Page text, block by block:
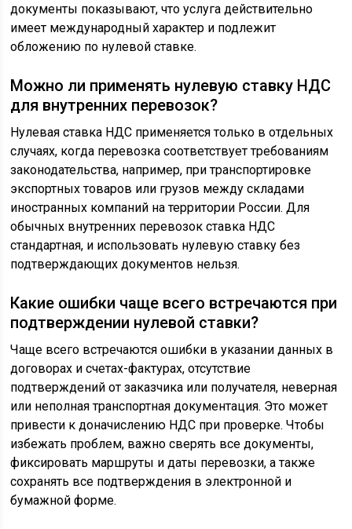
документы показывают, что услуга действительно
имеет международный характер и подлежит
обложению по нулевой ставке.
Можно ли применять нулевую ставку НДС
для внутренних перевозок?
Нулевая ставка НДС применяется только в отдельных
случаях, когда перевозка соответствует требованиям
законодательства, например, при транспортировке
экспортных товаров или грузов между складами
иностранных компаний на территории России. Для
обычных внутренних перевозок ставка НДС
стандартная, и использовать нулевую ставку без
подтверждающих документов нельзя.
Какие ошибки чаще всего встречаются при
подтверждении нулевой ставки?
Чаще всего встречаются ошибки в указании данных в
договорах и счетах-фактурах, отсутствие
подтверждений от заказчика или получателя, неверная
или неполная транспортная документация. Это может
привести к доначислению НДС при проверке. Чтобы
избежать проблем, важно сверять все документы,
фиксировать маршруты и даты перевозки, а также
сохранять все подтверждения в электронной и
бумажной форме.